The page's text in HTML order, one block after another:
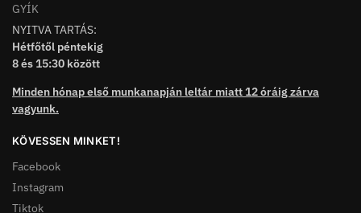
GYÍK
NYITVA TARTÁS:
Hétfőtől péntekig
8 és 15:30 között
Minden hónap első munkanapján leltár miatt 12 óráig zárva
vagyunk.
KÖVESSEN MINKET!
Facebook
Instagram
Tiktok